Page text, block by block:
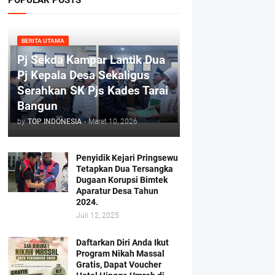
BERITA UTAMA
Pj Sekda Kampar Lantik Dua
Pj Kepala Desa Sekaligus
Serahkan SK Pjs Kades Tarai
Bangun
by TOP INDONESIA - Maret 10, 2026
Penyidik Kejari Pringsewu
Tetapkan Dua Tersangka
Dugaan Korupsi Bimtek
Aparatur Desa Tahun
2024.
Juli 12, 2025
Daftarkan Diri Anda Ikut
Program Nikah Massal
Gratis, Dapat Voucher